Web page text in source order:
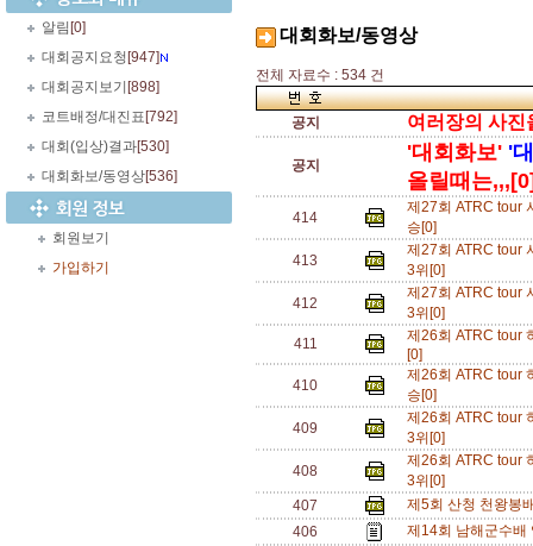
알림 [0]
대회공지요청 [947]
대회공지보기 [898]
코트배정/대진표 [792]
대회(입상)결과[530]
대회화보/동영상[536]
회원보기
가입하기
대회화보/동영상
전체 자료수 : 534 건
공지 여러장의 사진
공지
'대회화보' '
올릴때는
414
제27회 ATRC tour
승[0]
413
제27회 ATRC tour
3위[0]
412
제27회 ATRC tour
3위[0]
411
제26회 ATRC tour
[0]
410
제26회 ATRC tour
승[0]
409
제26회 ATRC tour
3위[0]
408
제26회 ATRC tour
3위[0]
407
제5회 산청 천왕봉
406
제14회 남해군수